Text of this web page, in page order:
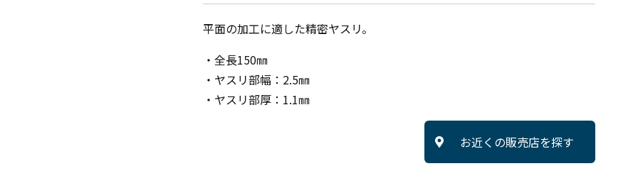
平面の加工に適した精密ヤスリ。
・全長150㎜
・ヤスリ部幅：2.5㎜
・ヤスリ部厚：1.1㎜
お近くの販売店を探す